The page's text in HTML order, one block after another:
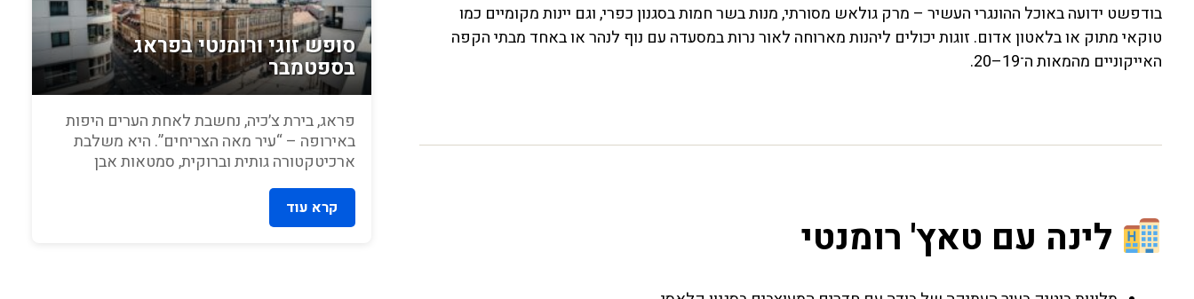
סופש זוגי ורומנטי בפראג
בספטמבר
פראג, בירת צ׳כיה, נחשבת לאחת הערים היפות
באירופה – “עיר מאה הצריחים”. היא משלבת
ארכיטקטורה גותית וברוקית, סמטאות אבן
עתיקות,...
קרא עוד
בודפשט ידועה באוכל ההונגרי העשיר – מרק גולאש מסורתי, מנות בשר חמות בסגנון כפרי, וגם יינות מקומיים כמו
טוקאי מתוק או בלאטון אדום. זוגות יכולים ליהנות מארוחה לאור נרות במסעדה עם נוף לנהר או באחד מבתי הקפה
האייקוניים מהמאות ה־19–20.
לינה עם טאץ' רומנטי